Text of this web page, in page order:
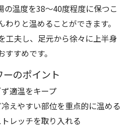
の温度を38～40度程度に保つこ
りと温めることができます。
工夫し、足元から徐々に上半身
すめです。
のポイント
適温をキープ
えやすい部位を重点的に温める
レッチを取り入れる